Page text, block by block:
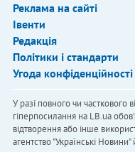
Реклама на сайті
Івенти
Редакція
Політики і стандарти
Угода конфіденційності
У разі повного чи часткового
гіперпосилання на LB.ua
відтворення або інше
агентство "Українськi